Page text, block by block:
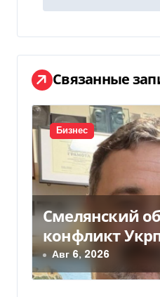
г
а
ц
и
я
п
о
з
а
Связанные
Бизнес
Смелянский
конфликт
из-за платежек
Авг 6, 2026